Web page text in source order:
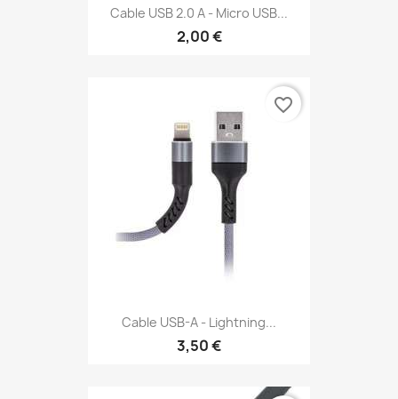
Cable USB 2.0 A - Micro USB...
2,00 €
Cable USB-A - Lightning...
3,50 €
favorite_border